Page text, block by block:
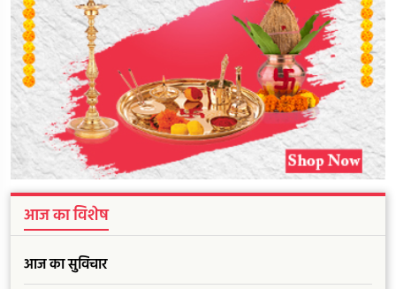
आज का विशेष
आज का सुविचार